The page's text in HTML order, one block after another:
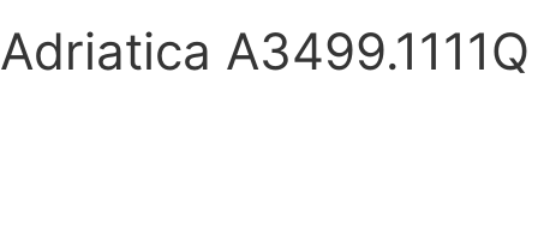
Adriatica A3499.1111Q